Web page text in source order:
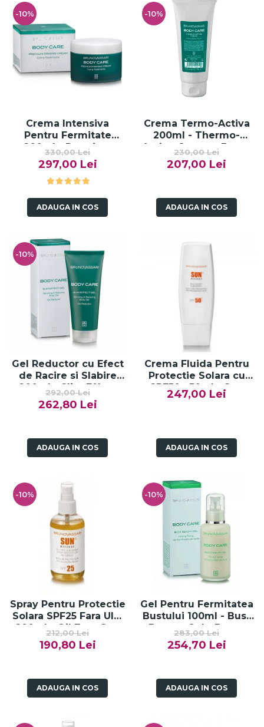
-10%
Crema Intensiva
Pentru Fermitate
200ml - Premium
Firming Cream - Bruno
Vassari
330,00 Lei
297,00 Lei
ADAUGA IN COS
-10%
Crema Termo-Activa
200ml - Thermo-
Active Cream - Bruno
Vassari
230,00 Lei
207,00 Lei
ADAUGA IN COS
-10%
Gel Reductor cu Efect
de Racire si Slabire
200ml - Slim Effect
Gel-Bruno Vassari
292,00 Lei
262,80 Lei
ADAUGA IN COS
Crema Fluida Pentru
Protectie Solara cu
SPF50+ 50ml - Sun
Pocket Fluid SPF50+ -
247,00 Lei
ADAUGA IN COS
-10%
Spray Pentru Protectie
Solara SPF25 Fara Ulei
200ml - Oil Free Sun
Spray SPF25-Bruno
Vassari
212,00 Lei
190,80 Lei
ADAUGA IN COS
-10%
Gel Pentru Fermitatea
Bustului 100ml - Bust
Beauty Gel - Bruno
Vassari
283,00 Lei
254,70 Lei
ADAUGA IN COS